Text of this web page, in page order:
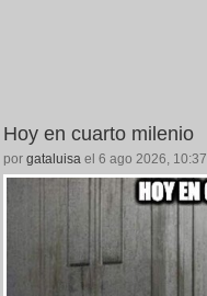
Hoy en cuarto milenio
por gataluisa el 6 ago 2026, 10:37